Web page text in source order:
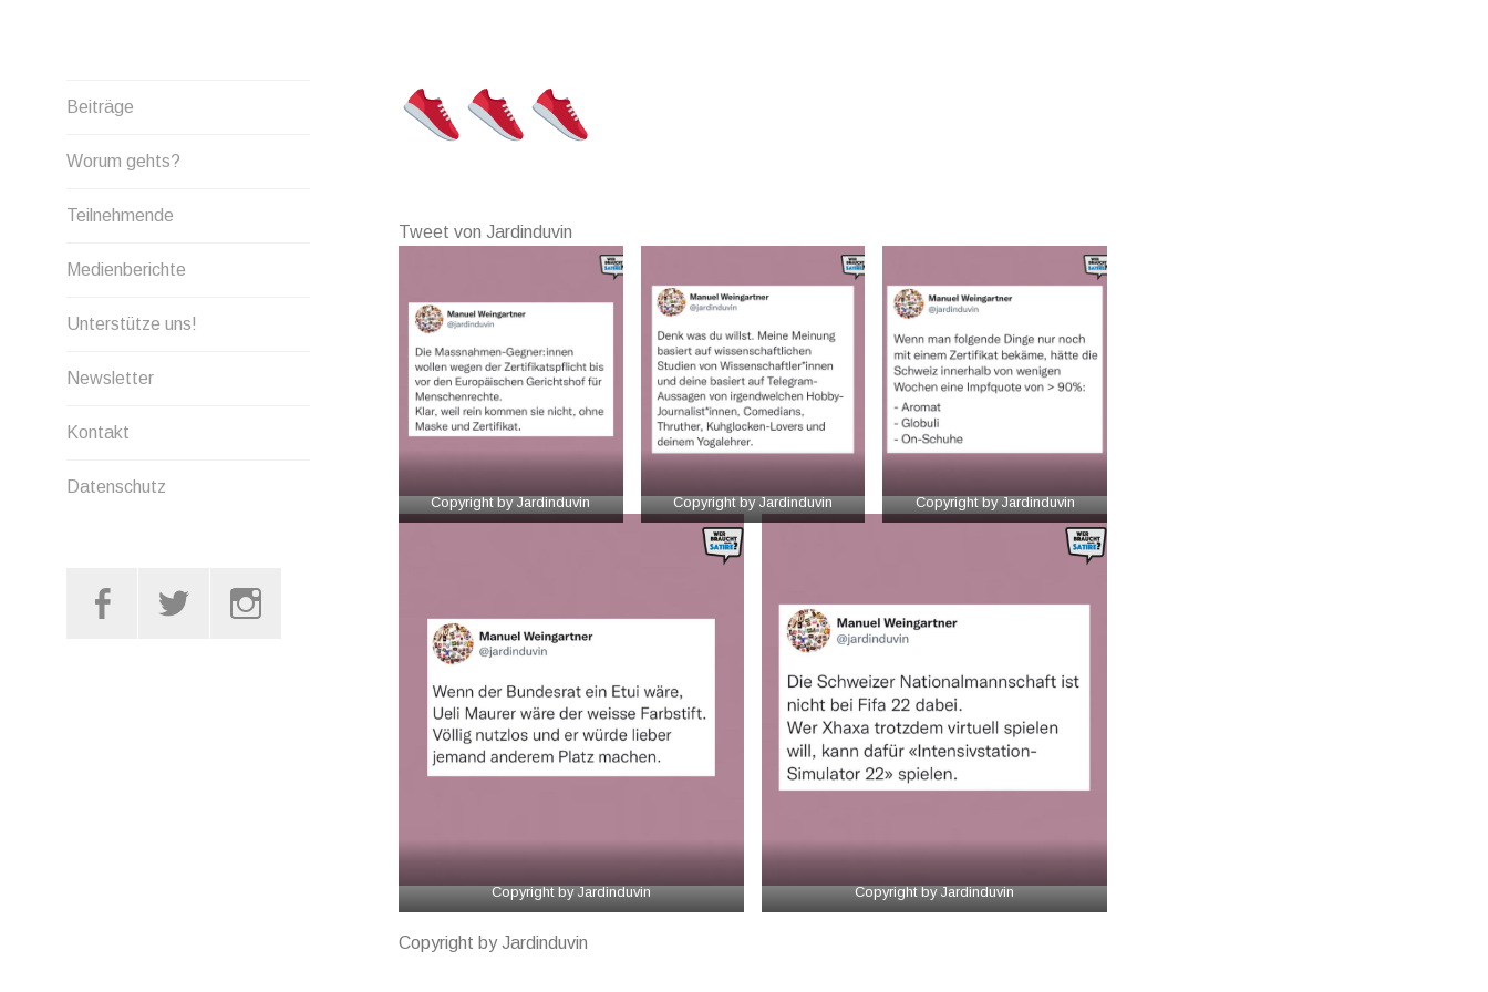
Beiträge
Worum gehts?
Teilnehmende
Medienberichte
Unterstütze uns!
Newsletter
Kontakt
Datenschutz
Tweet von Jardinduvin
Copyright by Jardinduvin Copyright by Jardinduvin Copyright by Jardinduvin
Copyright by Jardinduvin Copyright by Jardinduvin
Copyright by Jardinduvin